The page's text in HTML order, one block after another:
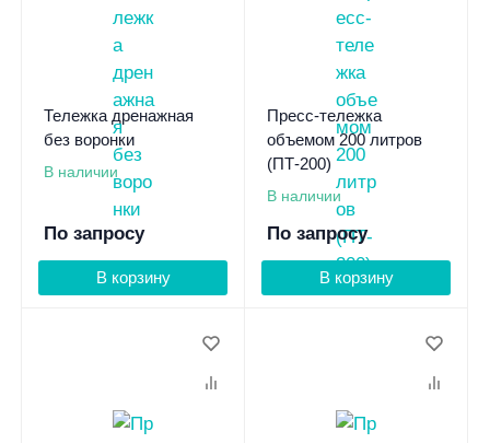
Тележка дренажная
без воронки
В наличии
По запросу
В корзину
Пресс-тележка
объемом 200 литров
(ПТ-200)
В наличии
По запросу
В корзину